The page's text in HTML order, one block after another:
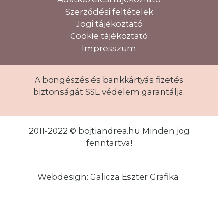
Szerződési feltételek
Jogi tájékoztató
Cookie tájékoztató
Impresszum
A böngészés és bankkártyás fizetés
biztonságát SSL védelem garantálja.
2011-2022 © bojtiandrea.hu Minden jog
fenntartva!
Webdesign: Galicza Eszter Grafika